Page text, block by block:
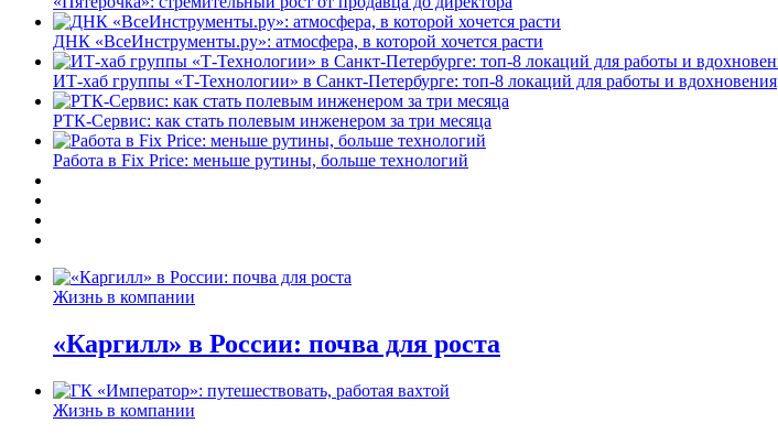
ДНК «ВсеИнструменты.ру»: атмосфера, в которой хочется расти
ИТ-хаб группы «Т-Технологии» в Санкт-Петербурге: топ-8 локаций для работы и вдохновения
РТК-Сервис: как стать полевым инженером за три месяца
Работа в Fix Price: меньше рутины, больше технологий
Жизнь в компании
«Каргилл» в России: почва для роста
Жизнь в компании